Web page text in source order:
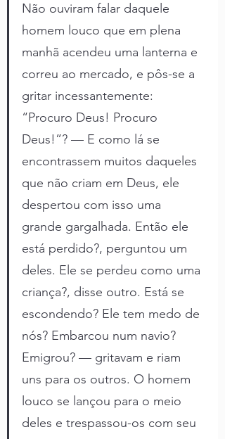
Não ouviram falar daquele
homem louco que em plena
manhã acendeu uma lanterna e
correu ao mercado, e pôs-se a
gritar incessantemente:
“Procuro Deus! Procuro
Deus!”? — E como lá se
encontrassem muitos daqueles
que não criam em Deus, ele
despertou com isso uma
grande gargalhada. Então ele
está perdido?, perguntou um
deles. Ele se perdeu como uma
criança?, disse outro. Está se
escondendo? Ele tem medo de
nós? Embarcou num navio?
Emigrou? — gritavam e riam
uns para os outros. O homem
louco se lançou para o meio
deles e trespassou-os com seu